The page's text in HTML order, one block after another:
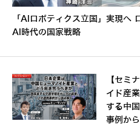
「AIロボティクス立国」実現へ
AI時代の国家戦略
【セミ
イド産
する中
事例か